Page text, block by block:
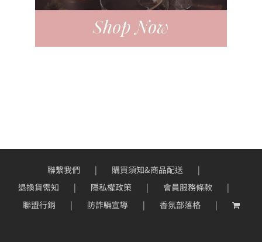
聯繫我們
購買須知&商品配送
退換貨需知
隱私權政策
會員服務條款
聯盟行銷
防詐騙宣導 香氛部落格